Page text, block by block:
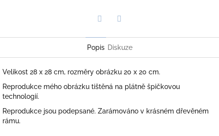
Popis Diskuze
Velikost 28 x 28 cm, rozměry obrázku 20 x 20 cm.
Reprodukce mého obrázku tištěná na plátně špičkovou
technologií.
Reprodukce jsou podepsané. Zarámováno v krásném dřevěném
rámu.